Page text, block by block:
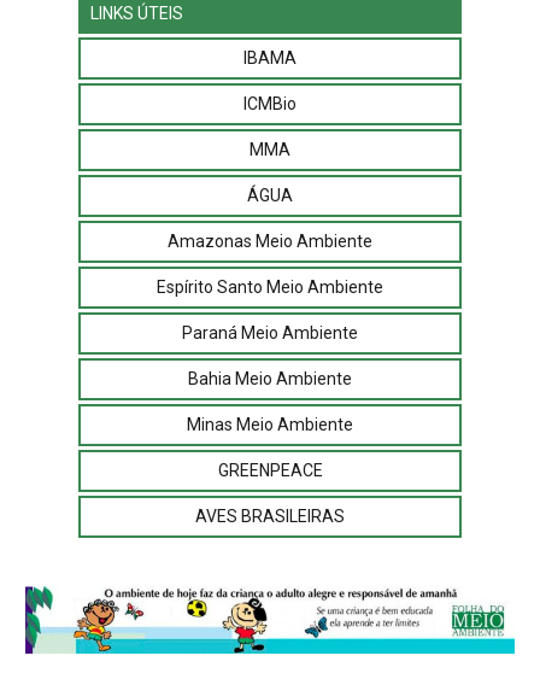
LINKS ÚTEIS
IBAMA
ICMBio
MMA
ÁGUA
Amazonas Meio Ambiente
Espírito Santo Meio Ambiente
Paraná Meio Ambiente
Bahia Meio Ambiente
Minas Meio Ambiente
GREENPEACE
AVES BRASILEIRAS